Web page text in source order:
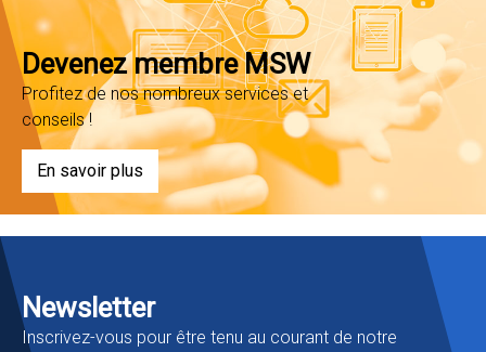
Devenez membre MSW
Profitez de nos nombreux services et
conseils !
En savoir plus
Newsletter
Inscrivez-vous pour être tenu au courant de notre